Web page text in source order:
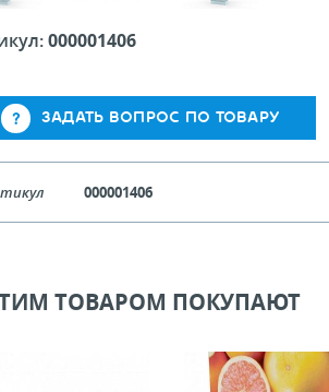
000001406
ЗАДАТЬ ВОПРОС ПО ТОВАРУ
000001406
руб (с НДС) ПО
В КОРЗИНУ
ТОВАРОМ ПОКУПАЮТ